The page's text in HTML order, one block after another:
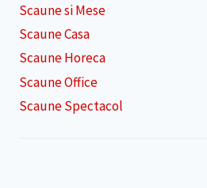
Scaune si Mese
Scaune Casa
Scaune Horeca
Scaune Office
Scaune Spectacol